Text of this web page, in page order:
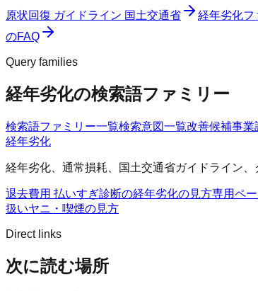
原状回復 ガイドライン 国土交通省 経年劣化フ
のFAQ
Query families
経年劣化の検索語ファミリー
検索語ファミリー一覧検索意図一覧改善候補事業
経年劣化
経年劣化、通常損耗、国土交通省ガイドライン
退去費用 払いすぎ診断の経年劣化の見方専用ペ
扱いヤニ・喫煙の見方
Direct links
次に読む場所